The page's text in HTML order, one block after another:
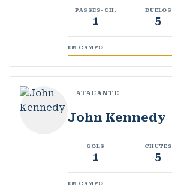
PASSES-CH.
1
DUELOS
5
EM CAMPO
ATACANTE
John Kennedy
GOLS
1
CHUTES
5
EM CAMPO